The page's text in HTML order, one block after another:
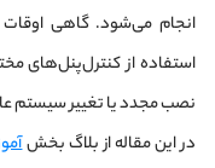
انجام می‌شود. گاهی اوقات
استفاده از کنترل‌پنل‌های
نصب مجدد یا تغییر سیستم
در این مقاله از بلاگ بخش